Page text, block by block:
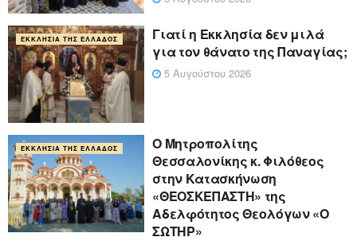
ΕΚΚΛΗΣΊΑ ΤΗΣ ΕΛΛΆΔΟΣ
Γιατί η Εκκλησία δεν μιλά
για τον θάνατο της Παναγίας;
5 Αυγούστου 2026
ΕΚΚΛΗΣΊΑ ΤΗΣ ΕΛΛΆΔΟΣ
Ο Μητροπολίτης
Θεσσαλονίκης κ. Φιλόθεος
στην Κατασκήνωση
«ΘΕΟΣΚΕΠΑΣΤΗ» της
Αδελφότητος Θεολόγων «Ο
ΣΩΤΗΡ»